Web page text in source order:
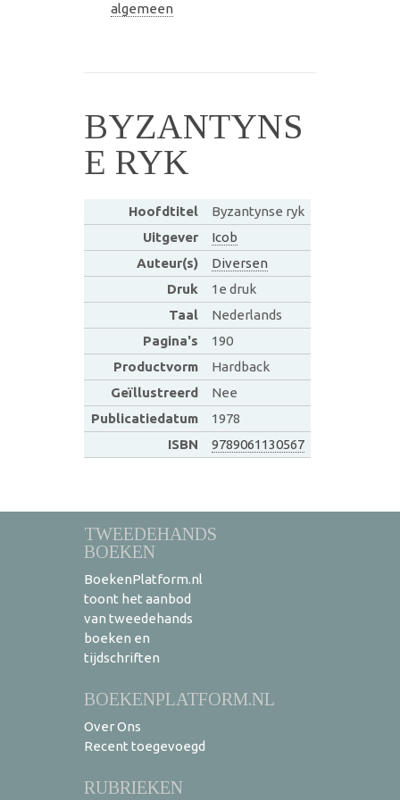
algemeen
BYZANTYNS
E RYK
Hoofdtitel
Byzantynse ryk
Uitgever
Icob
Auteur(s)
Diversen
Druk
1e druk
Taal
Nederlands
Pagina's
190
Productvorm
Hardback
Geïllustreerd
Nee
Publicatiedatum
1978
ISBN
9789061130567
TWEEDEHANDS
BOEKEN
BoekenPlatform.nl
toont het aanbod
van tweedehands
boeken en
tijdschriften
BOEKENPLATFORM.NL
Over Ons
Recent toegevoegd
RUBRIEKEN